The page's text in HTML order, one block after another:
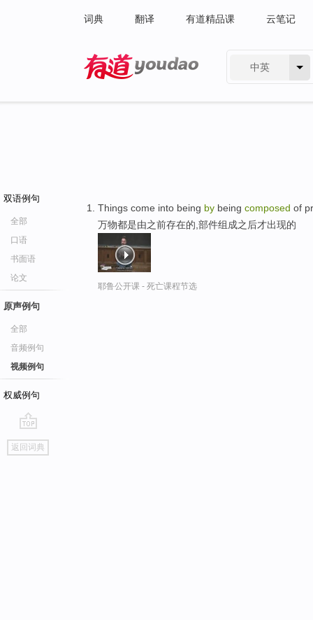
词典 翻译 有道精品课 云笔记
中英
双语例句
全部
口语
书面语
论文
原声例句
全部
音频例句
视频例句
权威例句
go
top
返回词典
Things come into being by being composed of
万物都是由之前存在的,部件组成之后才出现的
耶鲁公开课 - 死亡课程节选